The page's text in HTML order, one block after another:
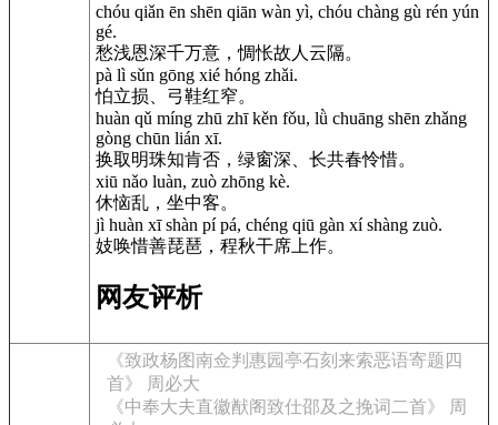
chóu qiǎn ēn shēn qiān wàn yì, chóu chàng gù rén yún
gé.
愁浅恩深千万意，惆怅故人云隔。
pà lì sǔn gōng xié hóng zhǎi.
怕立损、弓鞋红窄。
huàn qǔ míng zhū zhī kěn fǒu, lǜ chuāng shēn zhǎng
gòng chūn lián xī.
换取明珠知肯否，绿窗深、长共春怜惜。
xiū nǎo luàn, zuò zhōng kè.
休恼乱，坐中客。
jì huàn xī shàn pí pá, chéng qiū gàn xí shàng zuò.
妓唤惜善琵琶，程秋干席上作。
网友评析
《致政杨图南佥判惠园亭石刻来索恶语寄题四
首》 周必大
《中奉大夫直徽猷阁致仕邵及之挽词二首》 周